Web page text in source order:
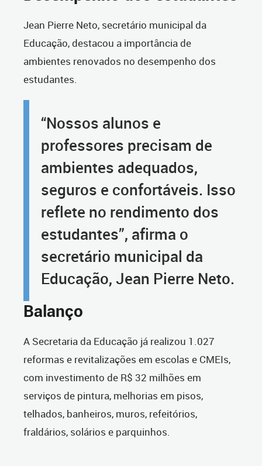
Jean Pierre Neto, secretário municipal da
Educação, destacou a importância de
ambientes renovados no desempenho dos
estudantes.
“Nossos alunos e
professores precisam de
ambientes adequados,
seguros e confortáveis. Isso
reflete no rendimento dos
estudantes”, afirma o
secretário municipal da
Educação, Jean Pierre Neto.
Balanço
A Secretaria da Educação já realizou 1.027
reformas e revitalizações em escolas e CMEIs,
com investimento de R$ 32 milhões em
serviços de pintura, melhorias em pisos,
telhados, banheiros, muros, refeitórios,
fraldários, solários e parquinhos.